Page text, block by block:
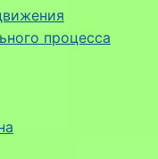
процесса